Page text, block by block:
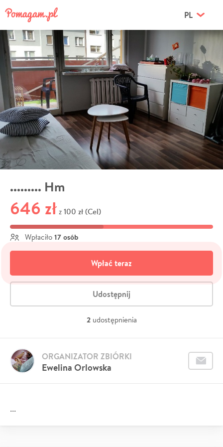
PL
......... Hm
646 zł z 100 zł (Cel)
Wpłaciło 17 osób
Wpłać teraz
Udostępnij
2 udostępnienia
Ewelina Orlowska
ORGANIZATOR ZBIÓRKI
...